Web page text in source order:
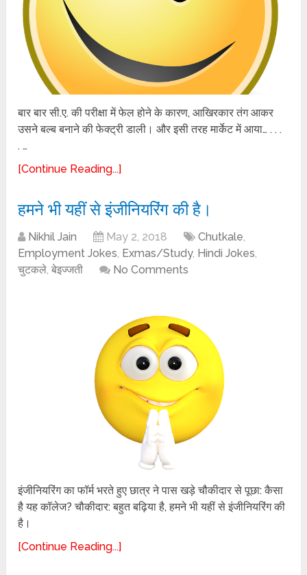
बार बार सी.ए. की परीक्षा में फेल होने के कारण, आखिरकार तंग आकर
उसने बल्ब बनाने की फेक्ट्री डाली। और इसी तरह मार्केट में आया… . . .
. …
[Continue Reading...]
हमने भी यहीं से इंजीनियरिंग की है।
Nikhil Jain May 2, 2018 Chutkale,
Employment Jokes, Exmas/Study, Hindi Jokes,
चुटकले,बेइज्जती No Comments
इंजीनियरिंग का फॉर्म भरते हुए छात्र ने पास खड़े चौकीदार से पूछा: कैसा
है यह कॉलेज? चौकीदार: बहुत बढ़िया है, हमने भी यहीं से इंजीनियरिंग की
है।
[Continue Reading...]